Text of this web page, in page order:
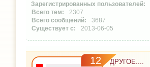
2307
3687
2013-06-05
12 ДРУГОЕ....